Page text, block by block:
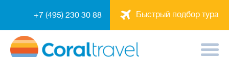
Быстрый подбор тура
+7 (495) 230 30 88